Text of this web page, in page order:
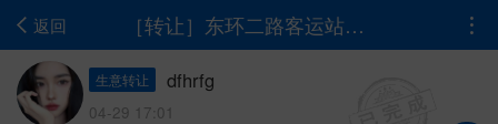
返回 ［转让］东环二路客运站附近，300平方，接手即可营业，低价转让，有固定单位工作餐供...
生意转让 dfhrfg
04-29 17:01